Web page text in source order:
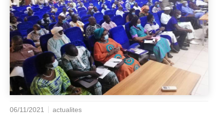
06/11/2021 actualites